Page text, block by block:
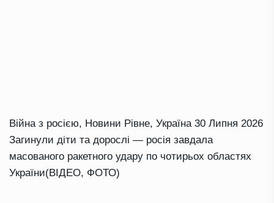
Війна з росією, Новини Рівне, Україна 30 Липня 2026
Загинули діти та дорослі — росія завдала
масованого ракетного удару по чотирьох областях
України(ВІДЕО, ФОТО)